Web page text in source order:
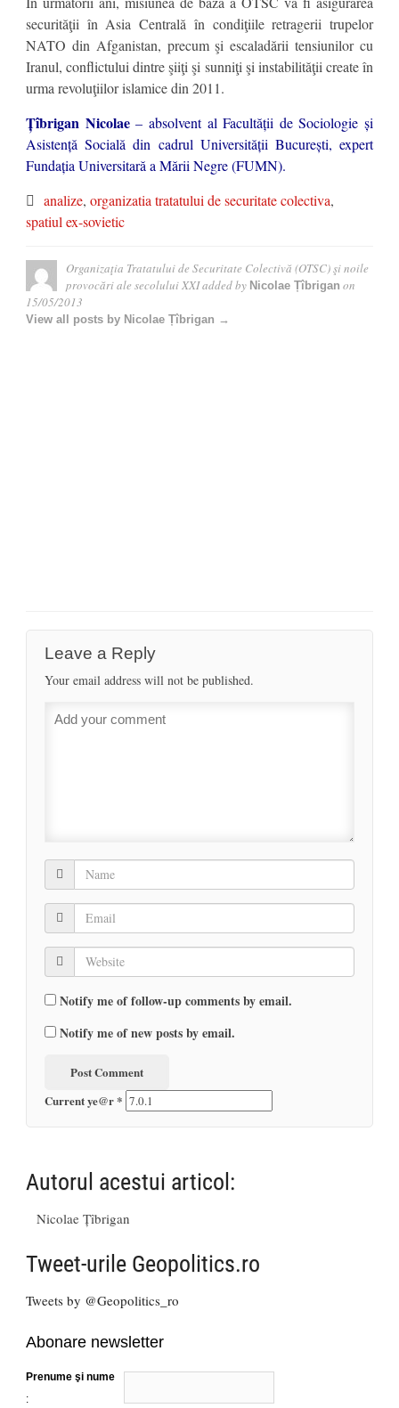
securităţii în Asia Centrală în condiţiile retragerii trupelor
NATO din Afganistan, precum şi escaladării tensiunilor cu
Iranul, conflictului dintre şiiţi şi sunniţi şi instabilităţii create în
urma revoluţiilor islamice din 2011.
Țîbrigan Nicolae– absolvent al Facultății de Sociologie și
Asistență Socială din cadrul Universității București, expert
Fundația Universitară a Mării Negre (FUMN).
analize, organizatia tratatului de securitate colectiva,
spatiul ex-sovietic
Organizaţia Tratatului de Securitate Colectivă (OTSC) şi noile
provocări ale secolului XXIadded by Nicolae Țîbrigan on
15/05/2013
View all posts by Nicolae Țîbrigan →
Leave a Reply
Your email address will not be published.
Notify me of follow-up comments by email.
Notify me of new posts by email.
Current ye@r*
Autorul acestui articol:
Nicolae Țîbrigan
Tweet-urile Geopolitics.ro
Tweets by @Geopolitics_ro
Abonare newsletter
Prenume şi nume
: